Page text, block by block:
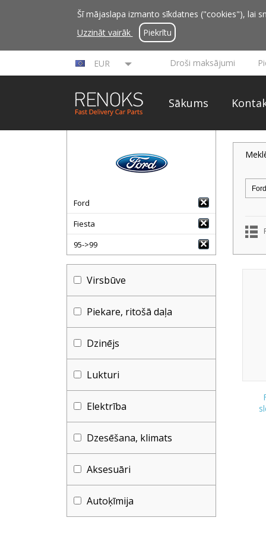
Šī mājaslapa izmanto sīkdatnes ("cookies"), lai
Uzzināt vairāk
Piekrītu
EUR Droši maksājumi
Sākums
Ford
Fiesta
95->99
Virsbūve
Piekare, ritošā daļa
Dzinējs
Lukturi
Elektrība
Dzesēšana, klimats
Aksesuāri
Autoķīmija